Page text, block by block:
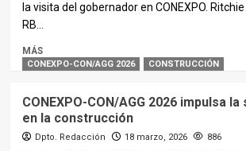
la visita del gobernador en CONEXPO.
RB...
MÁS
CONEXPO-CON/AGG 2026 CONSTRUCCIÓN
CONEXPO-CON/AGG 2026 impulsa
en la construcción
Dpto. Redacción 18 marzo, 2026 886